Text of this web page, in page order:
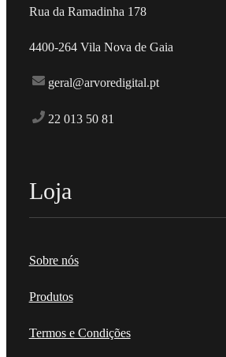
Rua da Ramadinha 178
4400-264 Vila Nova de Gaia
geral@arvoredigital.pt
22 013 50 81
Loja
Sobre nós
Produtos
Termos e Condições